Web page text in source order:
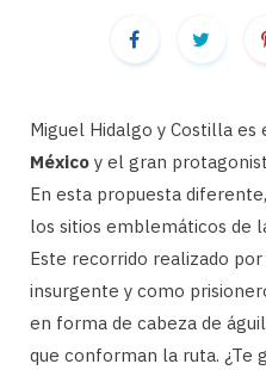
Miguel Hidalgo y Costilla
México y el gran
En esta propuesta
los sitios emblemáticos de
Este recorrido realizado
insurgente y como
en forma de cabeza de
que conforman la ruta. ¿Te